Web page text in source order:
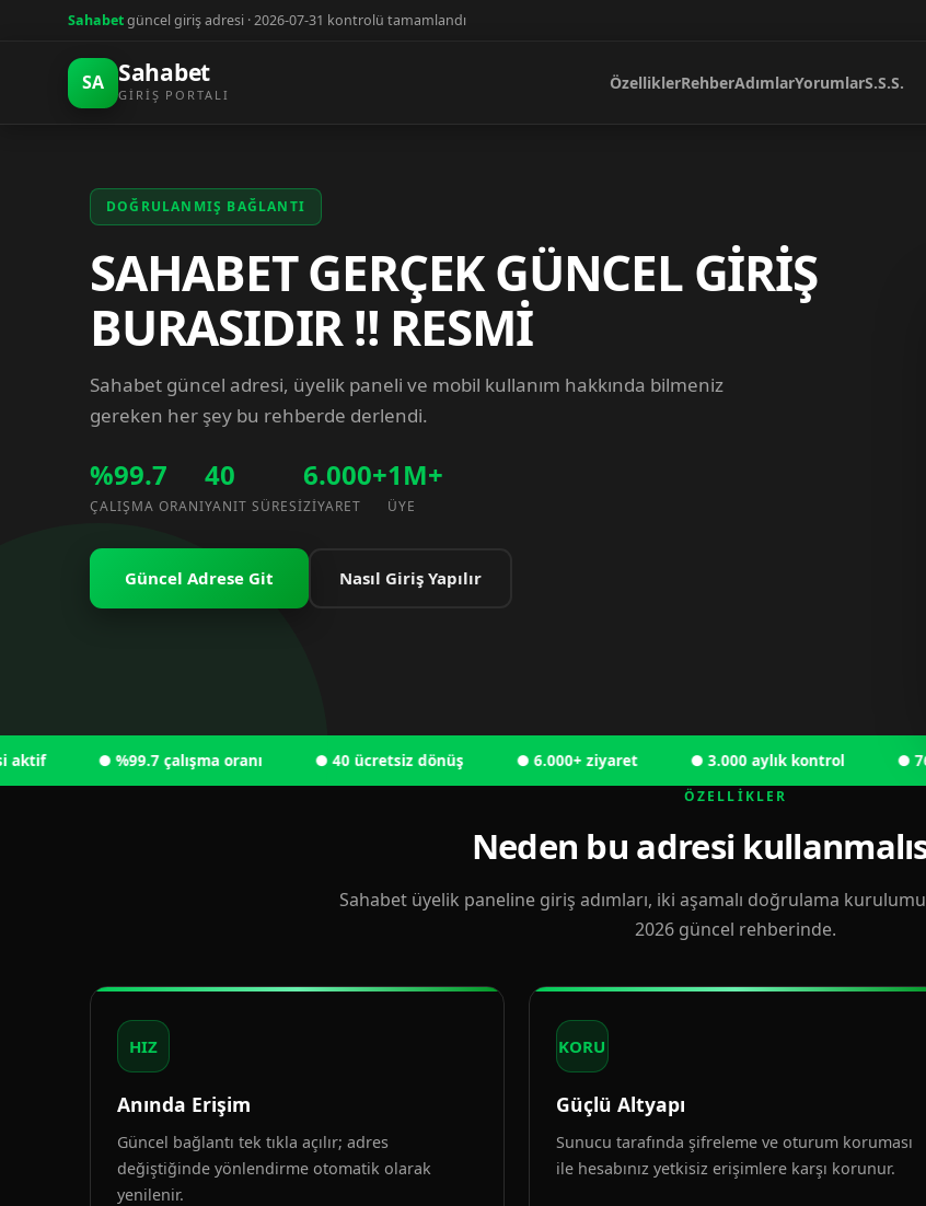
Sahabetgüncel giriş adresi · 2026-07-31 kontrolü tamamlandı
SA Sahabet
GIRIŞ PORTALI
ÖzelliklerRehberAdımlarYorumlarS.S.S.
DOĞRULANMIŞ BAĞLANTI
SAHABET GERÇEK GÜNCEL GİRİŞ
BURASIDIR !! RESMİ
Sahabet güncel adresi, üyelik paneli ve mobil kullanım hakkında bilmeniz
gereken her şey bu rehberde derlendi.
%99.7
ÇALIŞMA ORANI
40
YANIT SÜRESI
6.000+
ZIYARET
1M+
ÜYE
Güncel Adrese Git Nasıl Giriş Yapılır
● %99.7 çalışma oranı ● 40 ücretsiz dönüş ● 6.000+ ziyaret ● 3.000 aylık kontrol ● 76
ÖZELLIKLER
Neden bu adresi
Sahabet üyelik paneline giriş adımları, iki aşamalı doğrulama kurulumu
2026 güncel rehberinde.
HIZ
Anında Erişim
Güncel bağlantı tek tıkla açılır; adres
değiştiğinde yönlendirme otomatik olarak
yenilenir.
KORU
Güçlü Altyapı
Sunucu tarafında şifreleme ve oturum koruması
ile hesabınız yetkisiz erişimlere karşı korunur.